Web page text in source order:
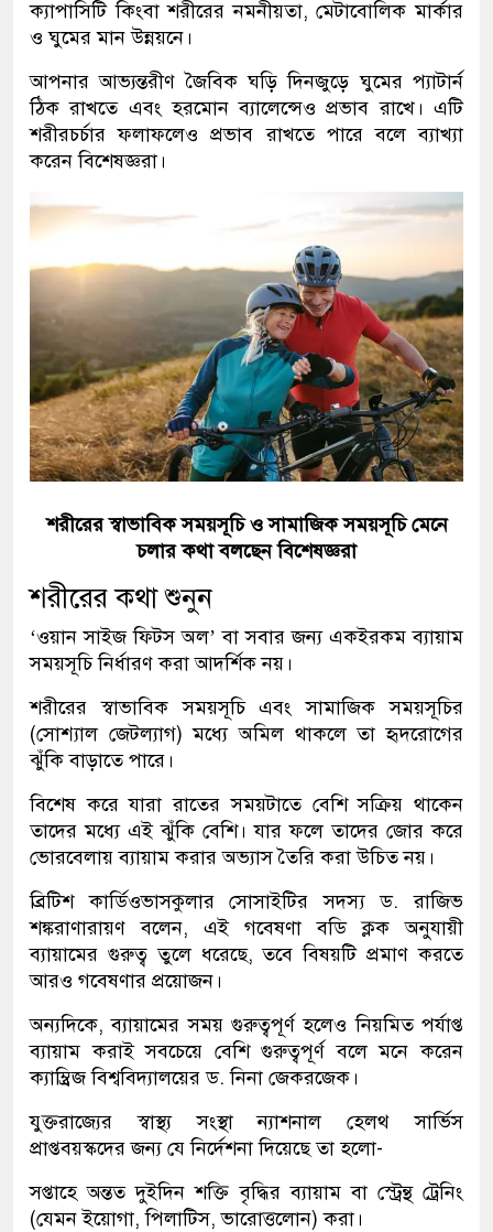
ক্যাপাসিটি কিংবা শরীরের নমনীয়তা, মেটাবোলিক মার্কার
ও ঘুমের মান উন্নয়নে।
আপনার আভ্যন্তরীণ জৈবিক ঘড়ি দিনজুড়ে ঘুমের প্যাটার্ন
ঠিক রাখতে এবং হরমোন ব্যালেন্সেও প্রভাব রাখে। এটি
শরীরচর্চার ফলাফলেও প্রভাব রাখতে পারে বলে ব্যাখ্যা
করেন বিশেষজ্ঞরা।
শরীরের স্বাভাবিক সময়সূচি ও সামাজিক সময়সূচি মেনে
চলার কথা বলছেন বিশেষজ্ঞরা
শরীরের কথা শুনুন
‘ওয়ান সাইজ ফিটস অল’ বা সবার জন্য একইরকম ব্যায়াম
সময়সূচি নির্ধারণ করা আদর্শিক নয়।
শরীরের স্বাভাবিক সময়সূচি এবং সামাজিক সময়সূচির
(সোশ্যাল জেটল্যাগ) মধ্যে অমিল থাকলে তা হৃদরোগের
ঝুঁকি বাড়াতে পারে।
বিশেষ করে যারা রাতের সময়টাতে বেশি সক্রিয় থাকেন
তাদের মধ্যে এই ঝুঁকি বেশি। যার ফলে তাদের জোর করে
ভোরবেলায় ব্যায়াম করার অভ্যাস তৈরি করা উচিত নয়।
ব্রিটিশ কার্ডিওভাসকুলার সোসাইটির সদস্য ড. রাজিভ
শঙ্করাণারায়ণ বলেন, এই গবেষণা বডি ক্লক অনুযায়ী
ব্যায়ামের গুরুত্ব তুলে ধরেছে, তবে বিষয়টি প্রমাণ করতে
আরও গবেষণার প্রয়োজন।
অন্যদিকে, ব্যায়ামের সময় গুরুত্বপূর্ণ হলেও নিয়মিত পর্যাপ্ত
ব্যায়াম করাই সবচেয়ে বেশি গুরুত্বপূর্ণ বলে মনে করেন
ক্যাম্ব্রিজ বিশ্ববিদ্যালয়ের ড. নিনা জেকরজেক।
যুক্তরাজ্যের স্বাস্থ্য সংস্থা ন্যাশনাল হেলথ সার্ভিস
প্রাপ্তবয়স্কদের জন্য যে নির্দেশনা দিয়েছে তা হলো-
সপ্তাহে অন্তত দুইদিন শক্তি বৃদ্ধির ব্যায়াম বা স্ট্রেন্থ ট্রেনিং
(যেমন ইয়োগা, পিলাটিস, ভারোত্তলোন) করা।